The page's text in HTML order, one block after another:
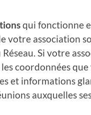
qui fonctionne
votre association
Si votre
coordonnées
et informations
auxquelles